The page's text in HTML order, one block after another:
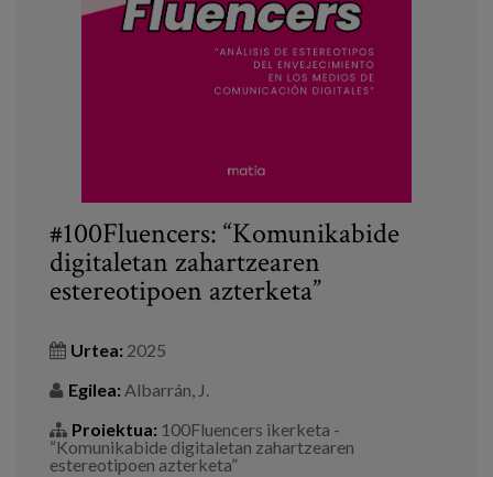
#100Fluencers: “Komunikabide
digitaletan zahartzearen
estereotipoen azterketa”
Urtea: 2025
Egilea: Albarrán, J.
Proiektua: 100Fluencers ikerketa -
“Komunikabide digitaletan zahartzearen
estereotipoen azterketa”